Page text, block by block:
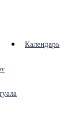
Календарь